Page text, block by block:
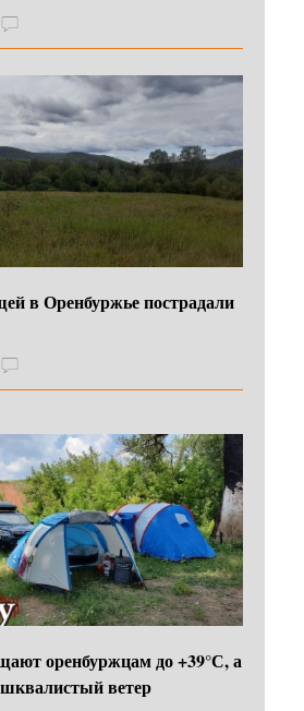
в Оренбуржье пострадали
оренбуржцам до +39°С, а
ветер